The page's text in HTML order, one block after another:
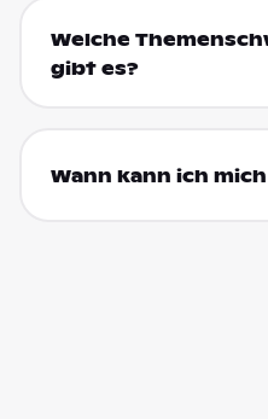
Welche
gibt es?
Wann kann ich